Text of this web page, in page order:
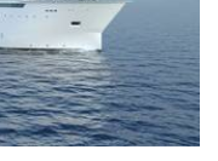
Activity Reports, Inc.
الخدمات اللوجستية البحرية•
Offshore Engineer